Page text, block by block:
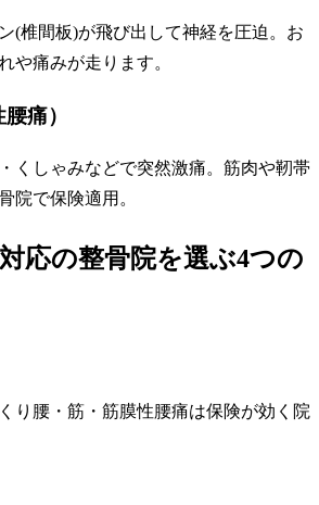
(椎間板)が飛び出して神経を圧迫。お
や痛みが走ります。
痛）
くしゃみなどで突然激痛。筋肉や靭帯
院で保険適用。
応の整骨院を選ぶ4つの
り腰・筋・筋膜性腰痛は保険が効く院